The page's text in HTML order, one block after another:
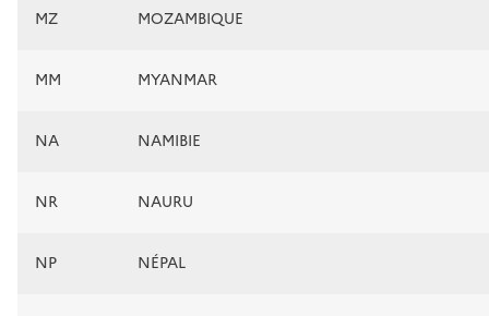
MZ MOZAMBIQUE
MM MYANMAR
NA NAMIBIE
NR NAURU
NP NÉPAL